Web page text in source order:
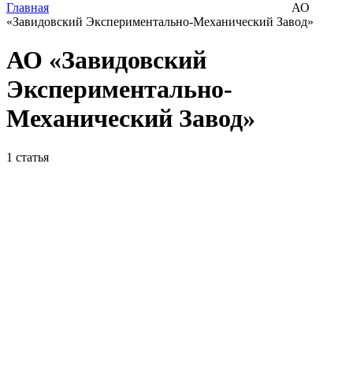
Главная
АО
«Завидовский Экспериментально-Механический Завод»
АО «Завидовский
Экспериментально-
Механический Завод»
1 статья